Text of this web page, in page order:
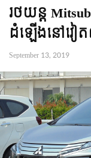
រថយន្ត
ដំឡើងនៅវៀ
September 13, 2019